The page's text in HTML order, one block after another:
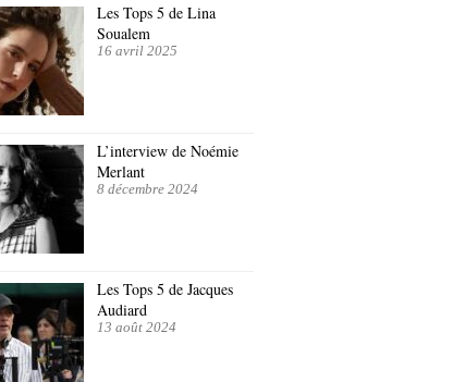
Les Tops 5 de Lina
Soualem
16 avril 2025
L’interview de Noémie
Merlant
8 décembre 2024
Les Tops 5 de Jacques
Audiard
13 août 2024